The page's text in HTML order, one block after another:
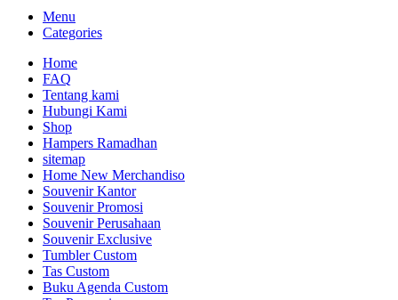
Menu
Categories
Home
FAQ
Tentang kami
Hubungi Kami
Shop
Hampers Ramadhan
sitemap
Home New Merchandiso
Souvenir Kantor
Souvenir Promosi
Souvenir Perusahaan
Souvenir Exclusive
Tumbler Custom
Tas Custom
Buku Agenda Custom